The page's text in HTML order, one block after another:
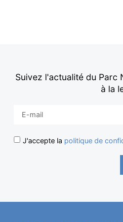
Suivez l'actualité du Parc
à la
J'accepte la politique de